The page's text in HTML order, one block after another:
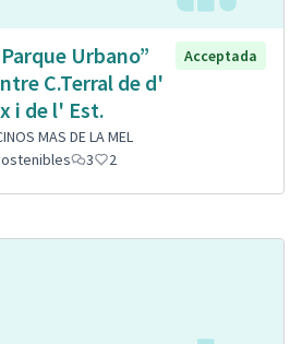
Urbano”
C.Terral de d'
i de l' Est.
Acceptada
MAS DE LA MEL
3 2